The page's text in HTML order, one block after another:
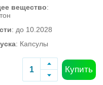
вещество:
: до 10.2028
: Капсулы
Купить